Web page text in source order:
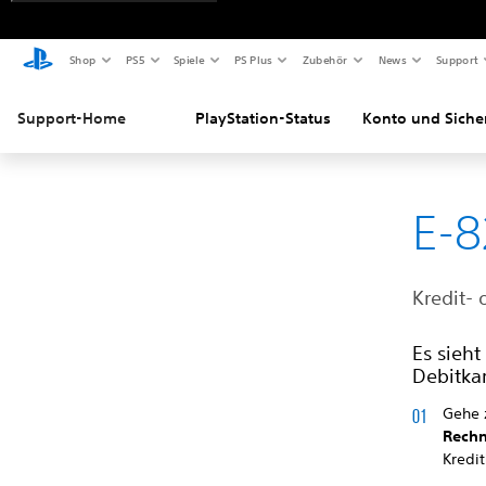
Shop PS5 Spiele PS Plus Zubehör News Support
Support-Home PlayStation-Status Konto und
E-
Kredit-
Es
Gehe